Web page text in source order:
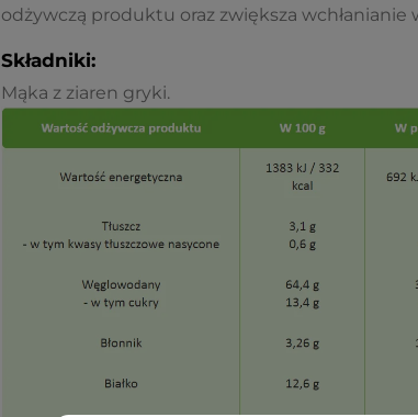
odżywczą produktu oraz zwiększa wchłanianie
Składniki:
Mąka z ziaren gryki.